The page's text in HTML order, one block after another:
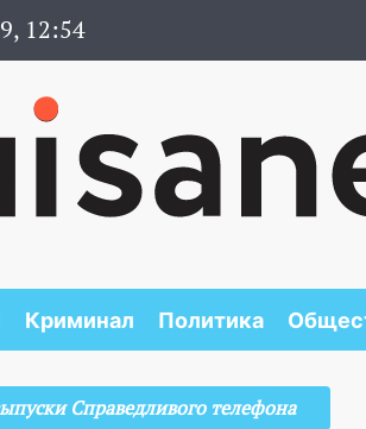
12:54
Криминал Политика
Справедливого телефона